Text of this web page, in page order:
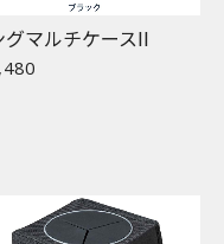
グマルチケースII